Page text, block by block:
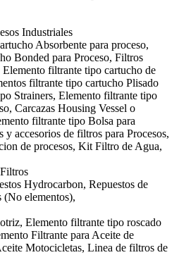
Industriales
Absorbente para proceso,
Bonded para Proceso, Filtros
filtrante tipo cartucho de
filtrante tipo cartucho Plisado
Strainers, Elemento filtrante tipo
Carcazas Housing Vessel o
filtrante tipo Bolsa para
y accesorios de filtros para Procesos,
de procesos, Kit Filtro de Agua,
Hydrocarbon, Repuestos de
(No elementos),
Elemento filtrante tipo roscado
Filtrante para Aceite de
Motocicletas, Linea de filtros de